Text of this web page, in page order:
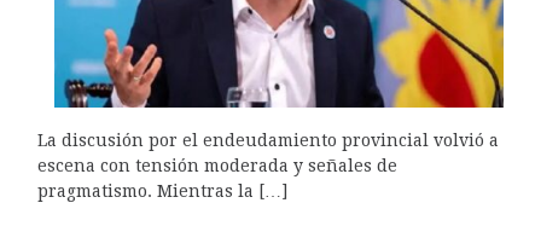
La discusión por el endeudamiento provincial volvió a
escena con tensión moderada y señales de
pragmatismo. Mientras la […]